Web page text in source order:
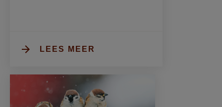
LEES MEER